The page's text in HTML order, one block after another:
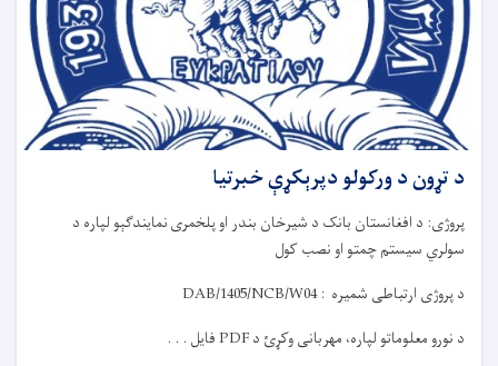
د تړون د ورکولو دپرېکړې خبرتیا
پروژی: د افغانستان بانک د شیرخان بندر او پلخمرینمایندگېولپاره د
سولري سیستم چمتو او نصب کول
د پروژی ارتباطی شمیره :DAB/1405/NCB/W04
د نورو معلوماتو لپاره، مهربانی وکړئ دPDFفایل . . .